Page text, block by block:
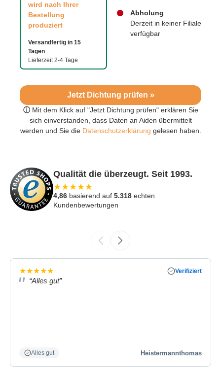
Jetzt Dichtung prüfen »
ⓘ Mit dem Klick auf "Jetzt Dichtung prüfen" erklären Sie
sich einverstanden, dass Daten an Aiden übermittelt
werden und Sie dieDatenschutzerklärung gelesen haben.
wird nach Ihrer
Bestellung
produziert
Versandfertig in 15
Tagen
Lieferzeit 2-4 Tage
Abholung
Derzeit in keiner Filiale
verfügbar
Qualität die überzeugt. Seit 1993.
★★★★★
4,86 basierend auf 5.318 echten
Kundenbewertungen
★★★★★ Verifiziert
“Alles gut”
Alles gut Heistermannthomas